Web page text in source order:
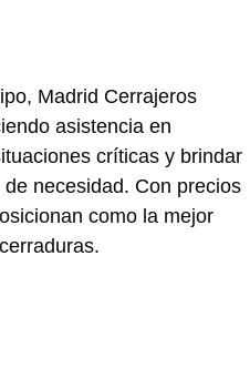
Madrid Cerrajeros
asistencia en
críticas y brindar
necesidad. Con precios
como la mejor